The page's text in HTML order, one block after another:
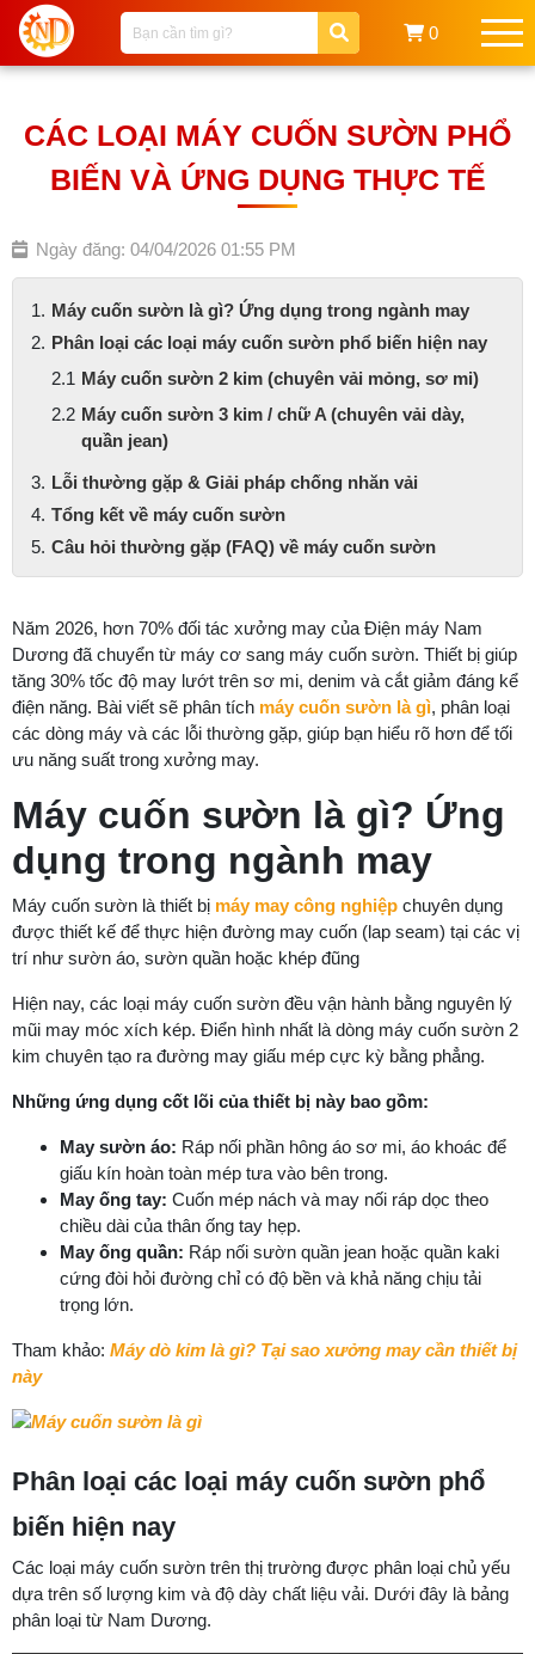
0
CÁC LOẠI MÁY CUỐN SƯỜN PHỔ
BIẾN VÀ ỨNG DỤNG THỰC TẾ
Ngày đăng: 04/04/2026 01:55 PM
Máy cuốn sườn là gì? Ứng dụng trong ngành may
Phân loại các loại máy cuốn sườn phổ biến hiện nay
Máy cuốn sườn 2 kim (chuyên vải mỏng, sơ mi)
Máy cuốn sườn 3 kim / chữ A (chuyên vải dày,
quần jean)
Lỗi thường gặp & Giải pháp chống nhăn vải
Tổng kết về máy cuốn sườn
Câu hỏi thường gặp (FAQ) về máy cuốn sườn
Năm 2026, hơn 70% đối tác xưởng may của Điện máy Nam
Dương đã chuyển từ máy cơ sang máy cuốn sườn. Thiết bị giúp
tăng 30% tốc độ may lướt trên sơ mi, denim và cắt giảm đáng kể
điện năng. Bài viết sẽ phân tích máy cuốn sườn là gì, phân loại
các dòng máy và các lỗi thường gặp, giúp bạn hiểu rõ hơn để tối
ưu năng suất trong xưởng may.
Máy cuốn sườn là gì? Ứng
dụng trong ngành may
Máy cuốn sườn là thiết bị máy may công nghiệp chuyên dụng
được thiết kế để thực hiện đường may cuốn (lap seam) tại các vị
trí như sườn áo, sườn quần hoặc khép đũng
Hiện nay, các loại máy cuốn sườn đều vận hành bằng nguyên lý
mũi may móc xích kép. Điển hình nhất là dòng máy cuốn sườn 2
kim chuyên tạo ra đường may giấu mép cực kỳ bằng phẳng.
Những ứng dụng cốt lõi của thiết bị này bao gồm:
May sườn áo: Ráp nối phần hông áo sơ mi, áo khoác để
giấu kín hoàn toàn mép tưa vào bên trong.
May ống tay: Cuốn mép nách và may nối ráp dọc theo
chiều dài của thân ống tay hẹp.
May ống quần: Ráp nối sườn quần jean hoặc quần kaki
cứng đòi hỏi đường chỉ có độ bền và khả năng chịu tải
trọng lớn.
Tham khảo: Máy dò kim là gì? Tại sao xưởng may cần thiết bị
này
Phân loại các loại máy cuốn sườn phổ
biến hiện nay
Các loại máy cuốn sườn trên thị trường được phân loại chủ yếu
dựa trên số lượng kim và độ dày chất liệu vải. Dưới đây là bảng
phân loại từ Nam Dương.